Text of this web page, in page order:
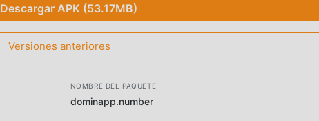
Descargar APK (53.17MB)
Versiones anteriores
NOMBRE DEL PAQUETE
dominapp.number